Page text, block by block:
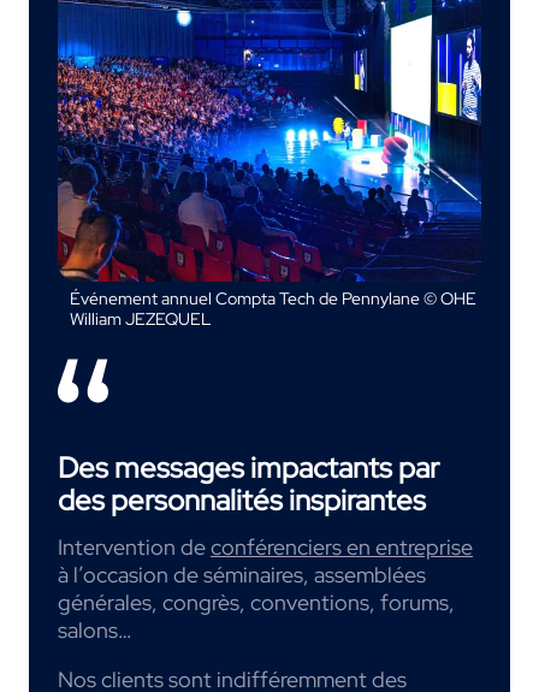
Événement annuel Compta Tech de Pennylane © OHE
William JEZEQUEL
Des messages impactants par
des personnalités inspirantes
Intervention deconférenciers en entreprise
à l’occasion de séminaires, assemblées
générales, congrès, conventions, forums,
salons…
Nos clients sont indifféremment des